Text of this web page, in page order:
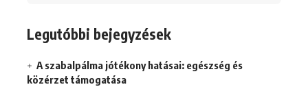
Legutóbbi bejegyzések
A szabalpálma jótékony hatásai: egészség és
közérzet támogatása